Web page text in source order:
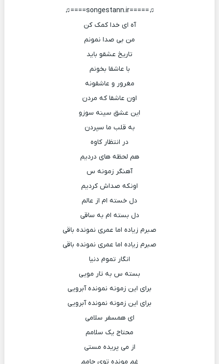
♫=====songestann.ir====♫
آه ای خدا کمک کن
من بی صدا نمونم
تاریخ عشقو باید
با عاشقا بخونم
مغرور و عاشقونه
اون عاشقا که مردن
این عشق سینه سوزو
به قلب ما سپردن
در انتظار کاوه
هم لحظه های دردیم
آهنگر زمونه س
اونکه صداش کردیم
دل خسته ام از عالم
دل بسته ام به ساقی
صبرم زیاده اما عمری نمونده باقی
صبرم زیاده اما عمری نمونده باقی
انگار تموم دنیا
بسته س به تار مویی
برای این زمونه نمونده آبرویی
برای این زمونه نمونده آبرویی
ای همسفر سلامی
محتاج یک سلامم
از می پریده مستی
غم مونده توی جامم